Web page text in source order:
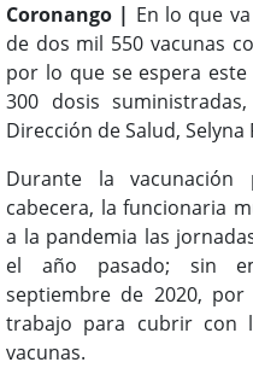
Coronango | En lo que
de dos mil 550 vacunas
por lo que se espera
300 dosis
Dirección de Salud, Selyna
Durante la
cabecera, la funcionaria
a la pandemia las
el año pasado; sin
septiembre de 2020,
trabajo para cubrir con
vacunas.